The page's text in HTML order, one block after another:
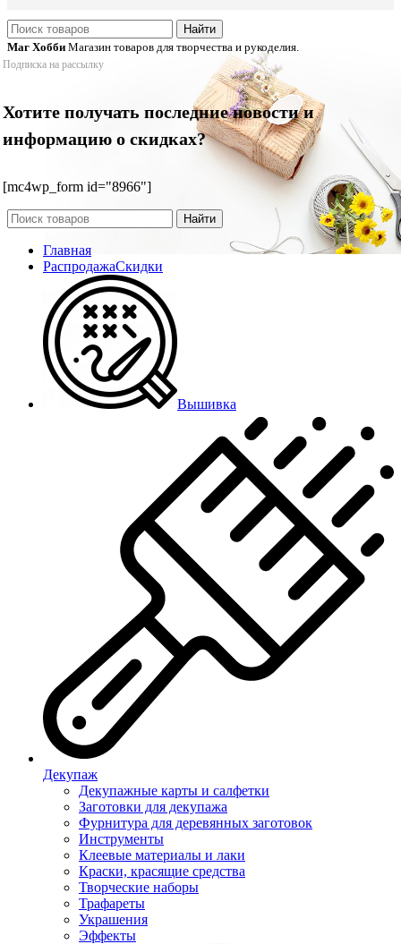
Найти
Маг Хобби Магазин товаров для творчества и рукоделия.
Подписка на рассылку
Хотите получать последние новости и
информацию о скидках?
[mc4wp_form id="8966"]
Найти
Главная
РаспродажаСкидки
Вышивка
Декупаж
Декупажные карты и салфетки
Заготовки для декупажа
Фурнитура для деревянных заготовок
Инструменты
Клеевые материалы и лаки
Краски, красящие средства
Творческие наборы
Трафареты
Украшения
Эффекты